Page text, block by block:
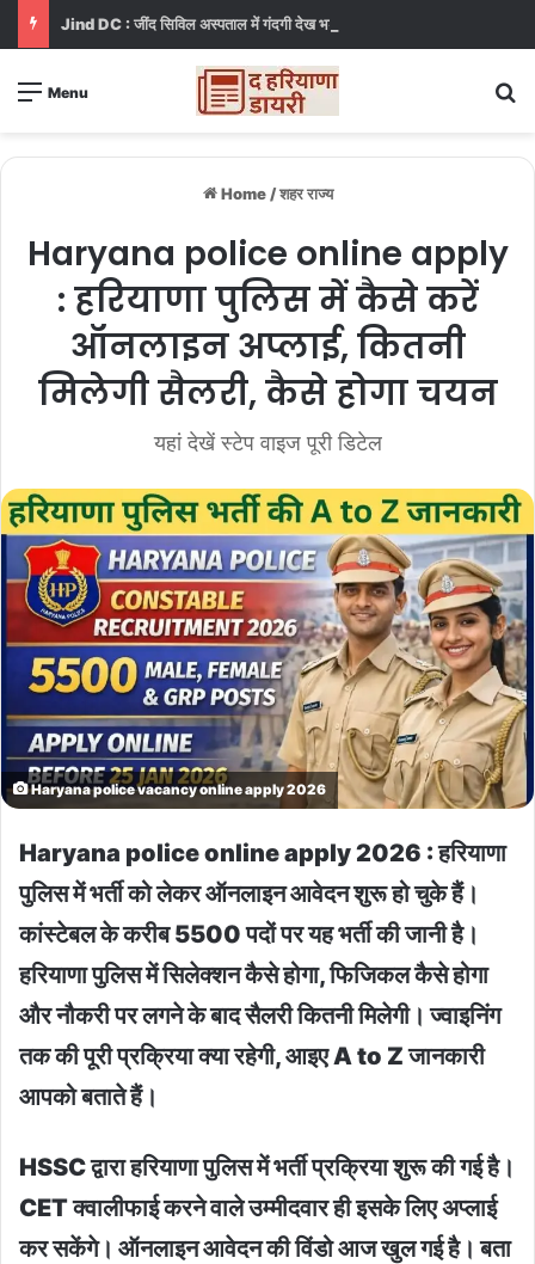
Menu
Home / शहर राज्य
Haryana police online apply
: हरियाणा पुलिस में कैसे करें
ऑनलाइन अप्लाई, कितनी
मिलेगी सैलरी, कैसे होगा चयन
यहां देखें स्टेप वाइज पूरी डिटेल
Haryana police vacancy online apply 2026
Haryana police online apply 2026 : हरियाणा
पुलिस में भर्ती को लेकर ऑनलाइन आवेदन शुरू हो चुके हैं।
कांस्टेबल के करीब 5500 पदों पर यह भर्ती की जानी है।
हरियाणा पुलिस में सिलेक्शन कैसे होगा, फिजिकल कैसे होगा
और नौकरी पर लगने के बाद सैलरी कितनी मिलेगी। ज्वाइनिंग
तक की पूरी प्रक्रिया क्या रहेगी, आइए A to Z जानकारी
आपको बताते हैं।
HSSC द्वारा हरियाणा पुलिस में भर्ती प्रक्रिया शुरू की गई है।
CET क्वालीफाई करने वाले उम्मीदवार ही इसके लिए अप्लाई
कर सकेंगे। ऑनलाइन आवेदन की विंडो आज खुल गई है। बता